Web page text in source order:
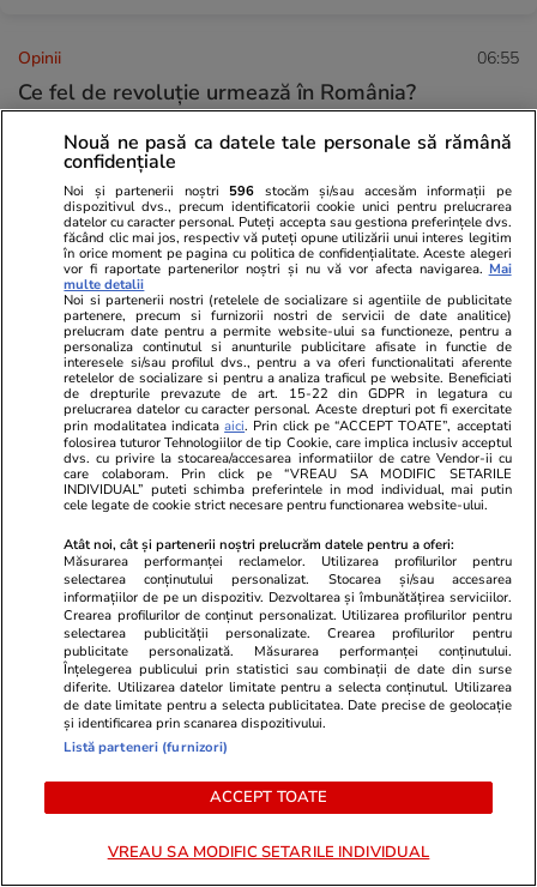
Opinii 06:55
Ce fel de revoluție urmează în România?
Știri Locale
Cum a scăpat o tânără din Constanța de o posibilă
înșelătorie prin capcana împrumuturilor rapide
online
Știri Externe 06:45
Omul responsabil pentru viața lui Vladimir Putin,
asasinat în atacul cu bombă de la Moscova. Cine
era generalul Igor Ierusalimov
Citește mai multe
TRENDING
Horoscop 06 aug.
Horoscop 7 august 2026. Leii au ocazia să-și
testeze tăria de caracter prin reconfigurarea
planurilor de viitor la care au lucrat foarte mult
Vremea de vineri, 7 august 2026: peste jumătate
Nouă ne pasă ca datele tale personale să rămână
confidențiale
Noi și partenerii noștri 596 stocăm și/sau accesăm informații pe
dispozitivul dvs., precum identificatorii cookie unici pentru prelucrarea
datelor cu caracter personal. Puteți accepta sau gestiona preferințele dvs.
făcând clic mai jos, respectiv vă puteți opune utilizării unui interes legitim
în orice moment pe pagina cu politica de confidențialitate. Aceste alegeri
vor fi raportate partenerilor noștri și nu vă vor afecta navigarea. Mai
multe detalii
Noi si partenerii nostri (retelele de socializare si agentiile de publicitate
partenere, precum si furnizorii nostri de servicii de date analitice)
prelucram date pentru a permite website-ului sa functioneze, pentru a
personaliza continutul si anunturile publicitare afisate in functie de
interesele si/sau profilul dvs., pentru a va oferi functionalitati aferente
retelelor de socializare si pentru a analiza traficul pe website. Beneficiati
de drepturile prevazute de art. 15-22 din GDPR in legatura cu
prelucrarea datelor cu caracter personal. Aceste drepturi pot fi exercitate
prin modalitatea indicataaici. Prin click pe “ACCEPT TOATE”, acceptati
folosirea tuturor Tehnologiilor de tip Cookie, care implica inclusiv acceptul
dvs. cu privire la stocarea/accesarea informatiilor de catre Vendor-ii cu
care colaboram. Prin click pe “VREAU SA MODIFIC SETARILE
INDIVIDUAL” puteti schimba preferintele in mod individual, mai putin
cele legate de cookie strict necesare pentru functionarea website-ului.
Atât noi, cât și partenerii noștri prelucrăm datele pentru a oferi:
Măsurarea performanței reclamelor. Utilizarea profilurilor pentru
selectarea conținutului personalizat. Stocarea și/sau accesarea
informațiilor de pe un dispozitiv. Dezvoltarea și îmbunătățirea serviciilor.
Crearea profilurilor de conținut personalizat. Utilizarea profilurilor pentru
selectarea publicității personalizate. Crearea profilurilor pentru
publicitate personalizată. Măsurarea performanței conținutului.
Înțelegerea publicului prin statistici sau combinații de date din surse
diferite. Utilizarea datelor limitate pentru a selecta conținutul. Utilizarea
de date limitate pentru a selecta publicitatea. Date precise de geolocație
și identificarea prin scanarea dispozitivului.
Listă parteneri (furnizori)
ACCEPT TOATE
VREAU SA MODIFIC SETARILE INDIVIDUAL